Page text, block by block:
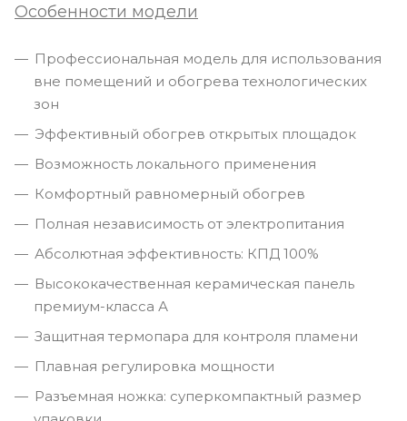
Особенности модели
Профессиональная модель для использования
вне помещений и обогрева технологических
зон
Эффективный обогрев открытых площадок
Возможность локального применения
Комфортный равномерный обогрев
Полная независимость от электропитания
Абсолютная эффективность: КПД 100%
Высококачественная керамическая панель
премиум-класса А
Защитная термопара для контроля пламени
Плавная регулировка мощности
Разъемная ножка: суперкомпактный размер